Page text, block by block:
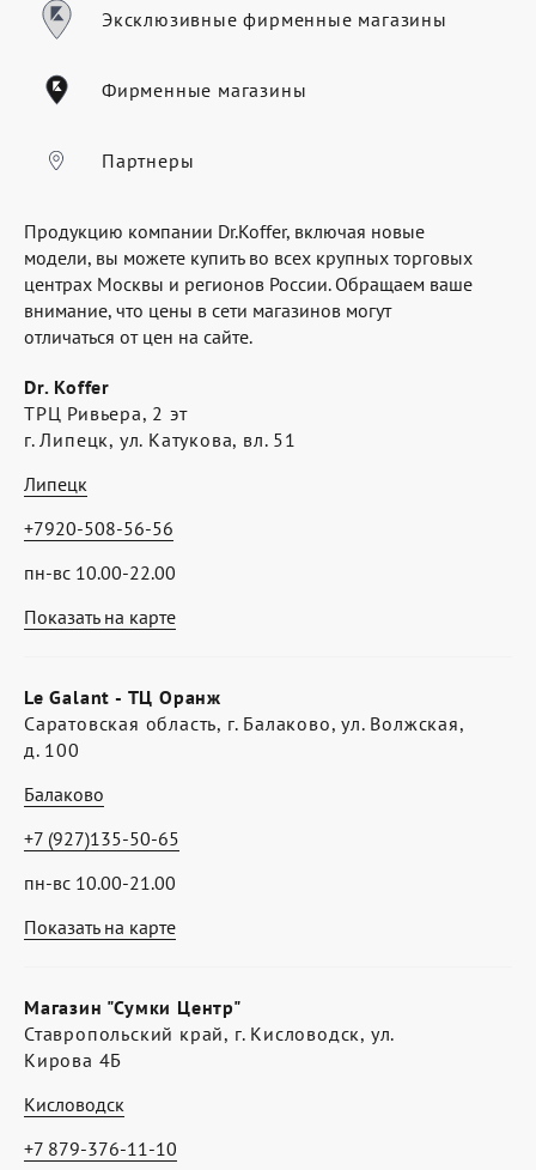
Контакты
Программа лояльности
данных
Эксклюзивные фирменные магазины
Фирменные магазины
Партнеры
Продукцию компании Dr.Koffer, включая новые
модели, вы можете купить во всех крупных торговых
центрах Москвы и регионов России. Обращаем ваше
внимание, что цены в сети магазинов могут
отличаться от цен на сайте.
Показать на карте
Dr. Koffer
ТРЦ Ривьера, 2 эт
г. Липецк, ул. Катукова, вл. 51
Липецк
пн-вс 10.00-22.00
+7920-508-56-56
Показать на карте
Le Galant - ТЦ Оранж
Саратовская область, г. Балаково, ул. Волжская,
д. 100
Балаково
пн-вс 10.00-21.00
+7 (927)135-50-65
Магазин "Сумки Центр"
Ставропольский край, г. Кисловодск, ул.
Кирова 4Б
Кисловодск
+7 879-376-11-10